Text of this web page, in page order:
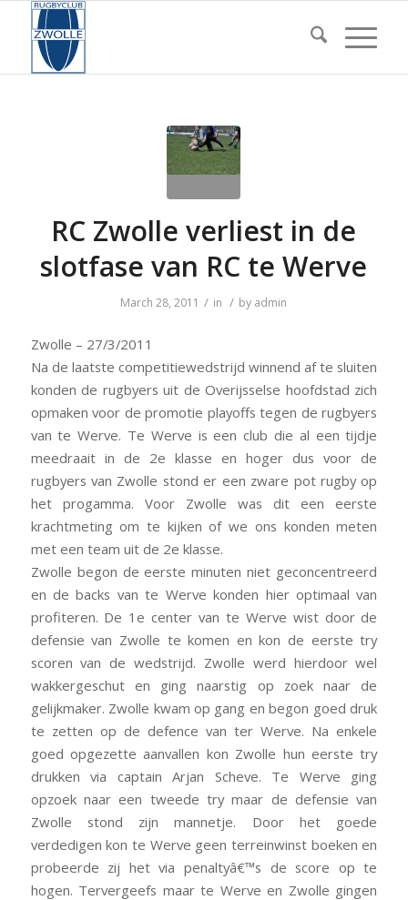
RC Zwolle verliest in de
slotfase van RC te Werve
March 28, 2011 / in / by admin
Zwolle – 27/3/2011
Na de laatste competitiewedstrijd winnend af te sluiten
konden de rugbyers uit de Overijsselse hoofdstad zich
opmaken voor de promotie playoffs tegen de rugbyers
van te Werve. Te Werve is een club die al een tijdje
meedraait in de 2e klasse en hoger dus voor de
rugbyers van Zwolle stond er een zware pot rugby op
het progamma. Voor Zwolle was dit een eerste
krachtmeting om te kijken of we ons konden meten
met een team uit de 2e klasse.
Zwolle begon de eerste minuten niet geconcentreerd
en de backs van te Werve konden hier optimaal van
profiteren. De 1e center van te Werve wist door de
defensie van Zwolle te komen en kon de eerste try
scoren van de wedstrijd. Zwolle werd hierdoor wel
wakkergeschut en ging naarstig op zoek naar de
gelijkmaker. Zwolle kwam op gang en begon goed druk
te zetten op de defence van ter Werve. Na enkele
goed opgezette aanvallen kon Zwolle hun eerste try
drukken via captain Arjan Scheve. Te Werve ging
opzoek naar een tweede try maar de defensie van
Zwolle stond zijn mannetje. Door het goede
verdedigen kon te Werve geen terreinwinst boeken en
probeerde zij het via penaltyâ€™s de score op te
hogen. Tervergeefs maar te Werve en Zwolle gingen